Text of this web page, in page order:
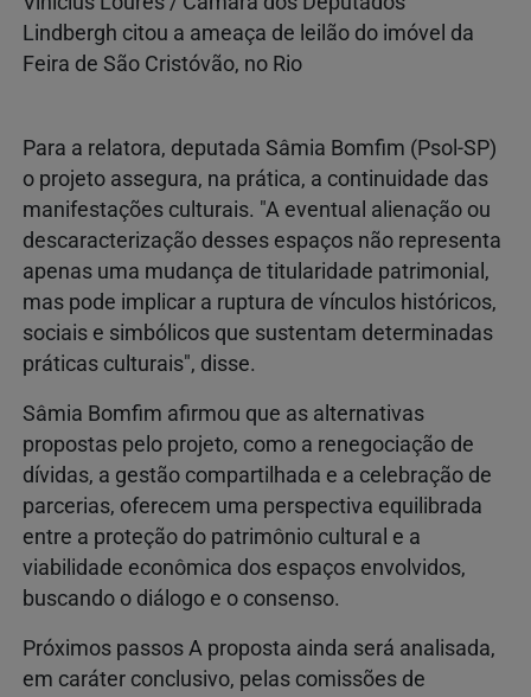
Lindbergh citou a ameaça de leilão do imóvel da
Feira de São Cristóvão, no Rio
Para a relatora, deputada Sâmia Bomfim (Psol-SP)
o projeto assegura, na prática, a continuidade das
manifestações culturais. "A eventual alienação ou
descaracterização desses espaços não representa
apenas uma mudança de titularidade patrimonial,
mas pode implicar a ruptura de vínculos históricos,
sociais e simbólicos que sustentam determinadas
práticas culturais", disse.
Sâmia Bomfim afirmou que as alternativas
propostas pelo projeto, como a renegociação de
dívidas, a gestão compartilhada e a celebração de
parcerias, oferecem uma perspectiva equilibrada
entre a proteção do patrimônio cultural e a
viabilidade econômica dos espaços envolvidos,
buscando o diálogo e o consenso.
Próximos passos A proposta ainda será analisada,
em caráter conclusivo, pelas comissões de